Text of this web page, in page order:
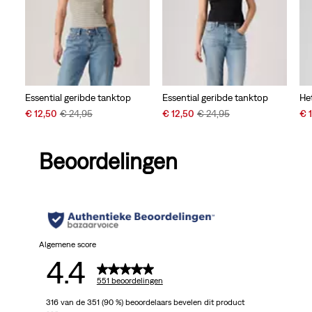
Essential geribde tanktop
Sale
€ 12,50 Original
€ 24,95
Essential geribde tanktop
Sale
€ 12,50 Original
€ 24,95 €
Beoordelingen
Algemene score
4.4 551 beoordelingen
316 van de 351 (90 %) beoordelaars bevelen dit product